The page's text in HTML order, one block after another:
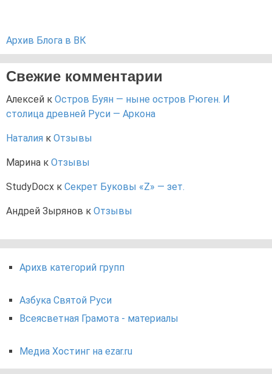
Архив Блога в ВК
Свежие комментарии
Алексей к Остров Буян — ныне остров Рюген. И
столица древней Руси — Аркона
Наталия к Отзывы
Марина к Отзывы
StudyDocx к Секрет Буковы «Z» — зет.
Андрей Зырянов к Отзывы
Арихв категорий групп
Азбука Святой Руси
Всеясветная Грамота - материалы
Медиа Хостинг на ezar.ru